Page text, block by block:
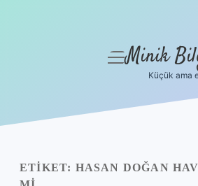
Yasal Uyarı
menüyü
Minik
Küçük ama
ETIKET: HASAN DOĞAN